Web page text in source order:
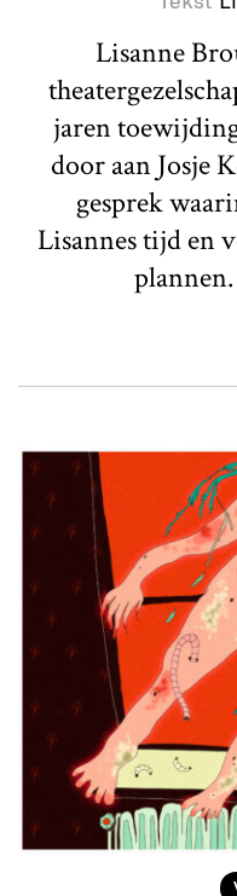
Lisanne
jaren
door aan Josje
gesprek
Lisannes tijd en
plannen.